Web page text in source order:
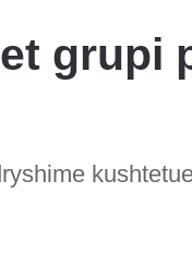
grupi